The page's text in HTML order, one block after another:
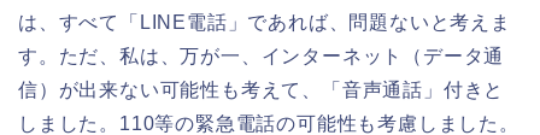
は、すべて「LINE電話」であれば、問題ないと考えま
す。ただ、私は、万が一、インターネット（データ通
信）が出来ない可能性も考えて、「音声通話」付きと
しました。110等の緊急電話の可能性も考慮しました。